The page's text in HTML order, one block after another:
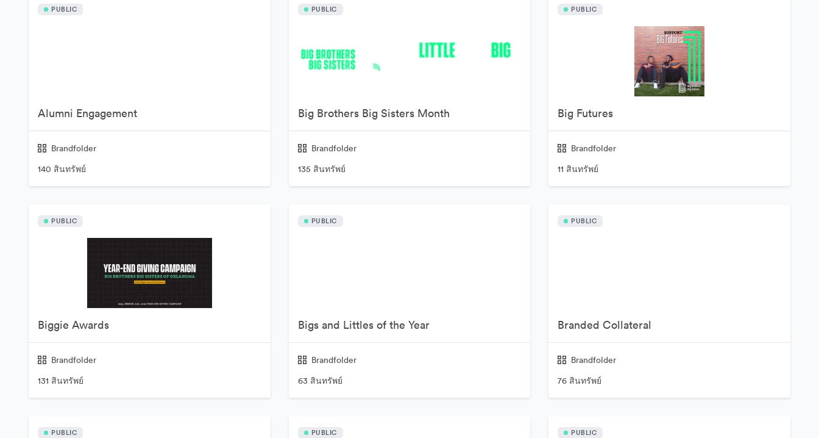
PUBLIC
Alumni Engagement
Brandfolder
140 สินทรัพย์
PUBLIC
Big Brothers Big Sisters Month
Brandfolder
135 สินทรัพย์
PUBLIC
Big Futures
Brandfolder
11 สินทรัพย์
PUBLIC
Biggie Awards
Brandfolder
131 สินทรัพย์
PUBLIC
Bigs and Littles of the Year
Brandfolder
63 สินทรัพย์
PUBLIC
Branded Collateral
Brandfolder
76 สินทรัพย์
PUBLIC PUBLIC PUBLIC